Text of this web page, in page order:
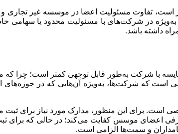
است، تفاوت مسئولیت اعضا در موسسه غیر
در شرکت‌های با مسئولیت محدود یا سهامی
داشته باشد.
با شرکت به‌طور قابل توجهی کمتر است؛ چرا که
است که شرکت‌ها، به‌ویژه آن‌هایی که در حوزه‌های
است. برای این منظور، مدارک مورد نیاز برای
اعضای موسس کفایت می‌کند؛ در حالی که
و سمت‌ها الزامی است.